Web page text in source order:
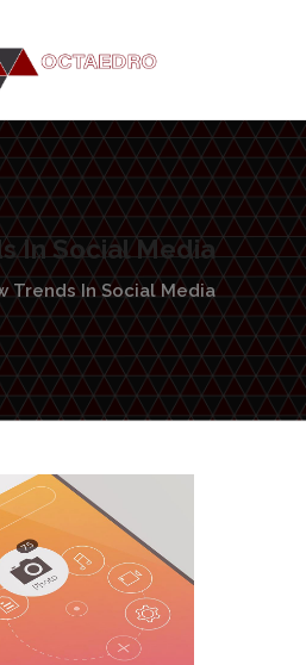
In Social Media
Trends In Social Media